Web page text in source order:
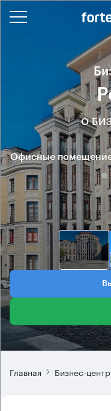
О
Офисные помещение
Главная Бизнес-